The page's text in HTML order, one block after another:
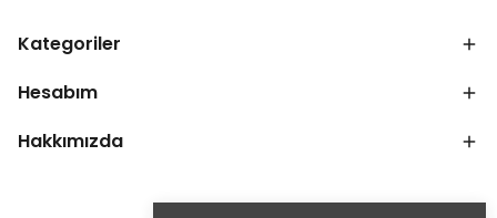
Kategoriler
Hesabım
Hakkımızda